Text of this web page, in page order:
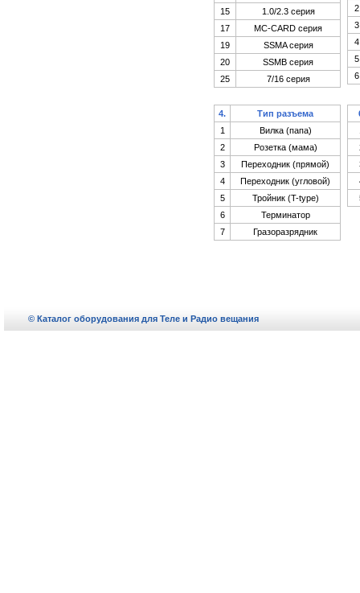
15
1.0/2.3 серия
17
MC-CARD серия
19
SSMA серия
20
SSMB серия
25
7/16 серия
2
3
4
5
6
4.
Тип разъема
1
Вилка (папа)
2
Розетка (мама)
3
Переходник (прямой)
4
Переходник (угловой)
5
Тройник (T-type)
6
Терминатор
7
Гразоразрядник
© Каталог оборудования для Теле и Радио вещания